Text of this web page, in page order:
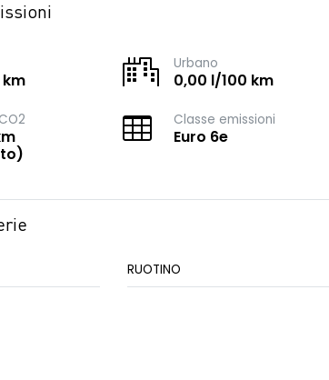
Urbano
0,00 l/100 km
Classe emissioni
Euro 6e
RUOTINO